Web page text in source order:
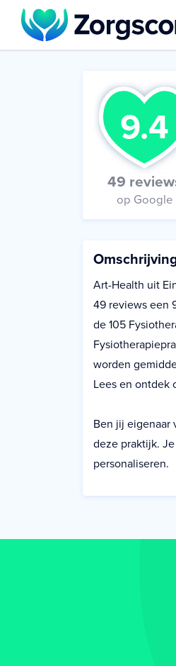
9.4
49
op Google
Art-Health uit
49 reviews een
de 105
worden
Lees en ontdek
Ben jij eigenaar
deze praktijk.
personaliseren.